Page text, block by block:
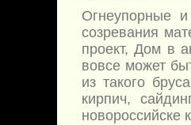
Огнеупорные
созревания
проект, Дом в
вовсе может
из такого
кирпич,
новороссийске